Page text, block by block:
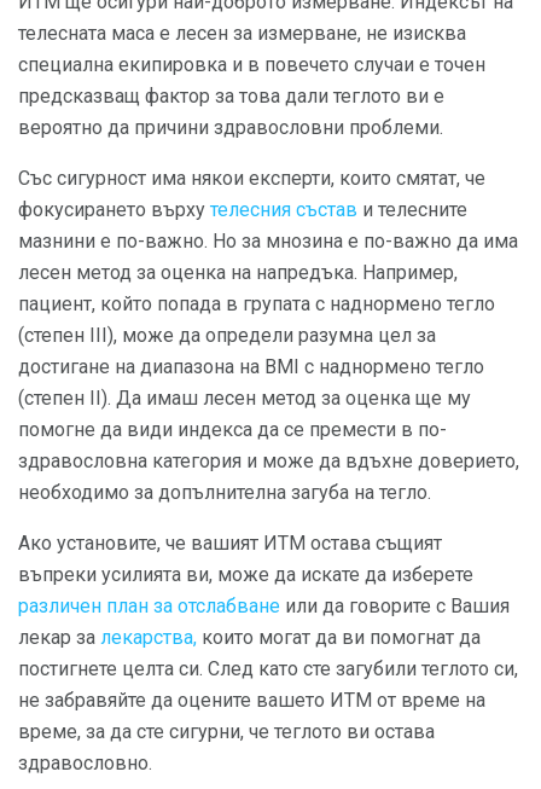
телесната маса е лесен за измерване, не изисква
специална екипировка и в повечето случаи е точен
предсказващ фактор за това дали теглото ви е
вероятно да причини здравословни проблеми.
Със сигурност има някои експерти, които смятат, че
фокусирането върху телесния състав и телесните
мазнини е по-важно. Но за мнозина е по-важно да има
лесен метод за оценка на напредъка. Например,
пациент, който попада в групата с наднормено тегло
(степен ІІІ), може да определи разумна цел за
достигане на диапазона на BMI с наднормено тегло
(степен ІІ). Да имаш лесен метод за оценка ще му
помогне да види индекса да се премести в по-
здравословна категория и може да вдъхне доверието,
необходимо за допълнителна загуба на тегло.
Ако установите, че вашият ИТМ остава същият
въпреки усилията ви, може да искате да изберете
различен план за отслабване или да говорите с Вашия
лекар за лекарства, които могат да ви помогнат да
постигнете целта си. След като сте загубили теглото си,
не забравяйте да оцените вашето ИТМ от време на
време, за да сте сигурни, че теглото ви остава
здравословно.